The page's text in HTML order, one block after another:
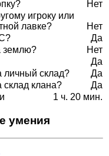
Нет
игроку или
лавке?
Нет
Да
землю?
Нет
Да
личный склад?
Да
клана?
Да
1 ч. 20 мин.
умения